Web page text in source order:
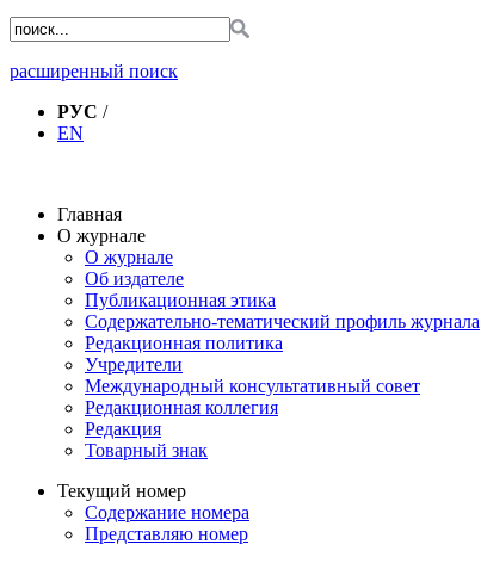
расширенный поиск
РУС /
EN
Главная
О журнале
О журнале
Об издателе
Публикационная этика
Содержательно-тематический профиль журнала
Редакционная политика
Учредители
Международный консультативный совет
Редакционная коллегия
Редакция
Товарный знак
Текущий номер
Содержание номера
Представляю номер